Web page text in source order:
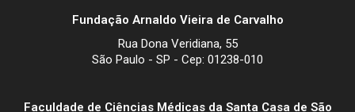
Fundação Arnaldo Vieira de Carvalho
Rua Dona Veridiana, 55
São Paulo - SP - Cep: 01238-010
Faculdade de Ciências Médicas da Santa Casa de São